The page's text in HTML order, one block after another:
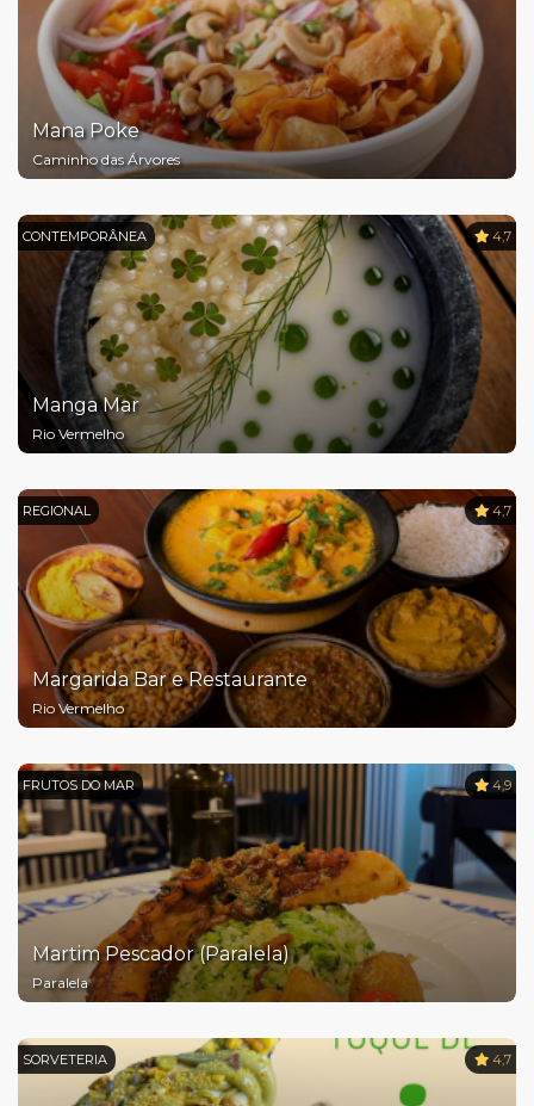
Mana Poke
Caminho das Árvores
CONTEMPORÂNEA 4,7
Manga Mar
Rio Vermelho
REGIONAL 4,7
Margarida Bar e Restaurante
Rio Vermelho
FRUTOS DO MAR 4,9
Martim Pescador (Paralela)
Paralela
SORVETERIA 4,7